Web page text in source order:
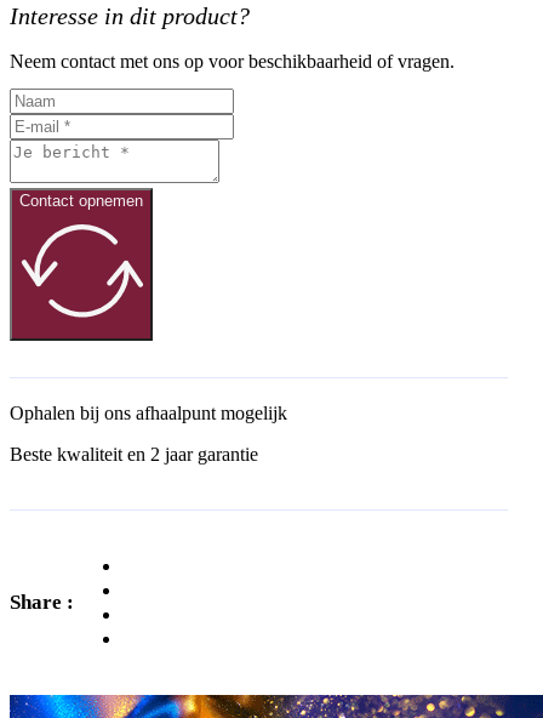
Interesse in dit product?
Neem contact met ons op voor beschikbaarheid of vragen.
Contact opnemen
Ophalen bij ons afhaalpunt mogelijk
Beste kwaliteit en 2 jaar garantie
Share :